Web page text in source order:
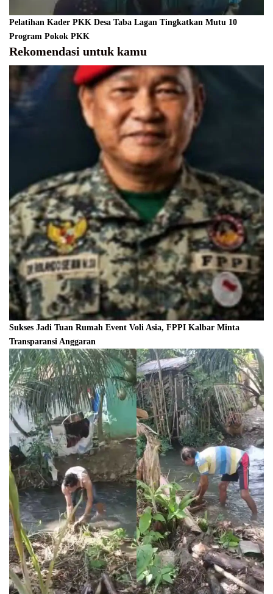
Pelatihan Kader PKK Desa Taba Lagan Tingkatkan Mutu 10
Program Pokok PKK
Rekomendasi untuk kamu
Sukses Jadi Tuan Rumah Event Voli Asia, FPPI Kalbar Minta
Transparansi Anggaran